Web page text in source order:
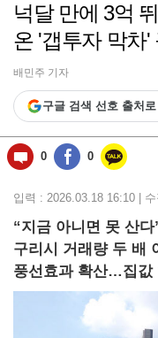
동)
넉달 만에 3억
온 '갭투자 막차'
배민주 기자
구글 검색 선호 출처
0 0
입력 : 2026.03.18 16:10 |
“지금 아니면 못 산
구리시 거래량 두 배
풍선효과 확산…집값